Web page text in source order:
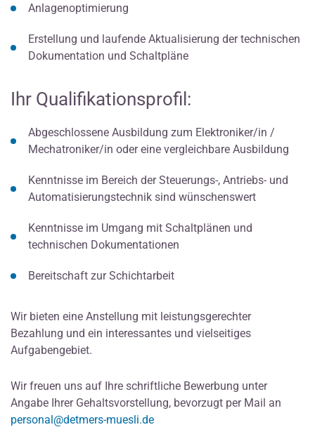
Anlagenoptimierung
Erstellung und laufende Aktualisierung der technischen
Dokumentation und Schaltpläne
Ihr Qualifikationsprofil:
Abgeschlossene Ausbildung zum Elektroniker/in /
Mechatroniker/in oder eine vergleichbare Ausbildung
Kenntnisse im Bereich der Steuerungs-, Antriebs- und
Automatisierungstechnik sind wünschenswert
Kenntnisse im Umgang mit Schaltplänen und
technischen Dokumentationen
Bereitschaft zur Schichtarbeit
Wir bieten eine Anstellung mit leistungsgerechter
Bezahlung und ein interessantes und vielseitiges
Aufgabengebiet.
Wir freuen uns auf Ihre schriftliche Bewerbung unter
Angabe Ihrer Gehaltsvorstellung, bevorzugt per Mail an
personal@detmers-muesli.de